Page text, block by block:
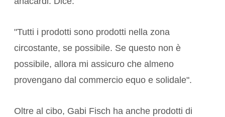
"Tutti i prodotti sono prodotti nella zona
circostante, se possibile. Se questo non è
possibile, allora mi assicuro che almeno
provengano dal commercio equo e solidale".
Oltre al cibo, Gabi Fisch ha anche prodotti di